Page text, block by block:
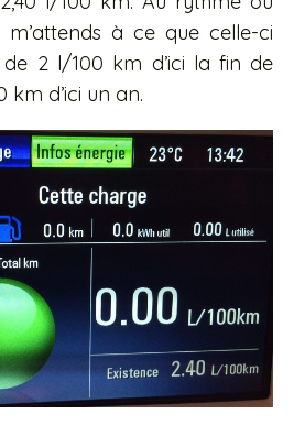
à ce que celle-ci
2 l/100 km d’ici la fin de
km d’ici un an.